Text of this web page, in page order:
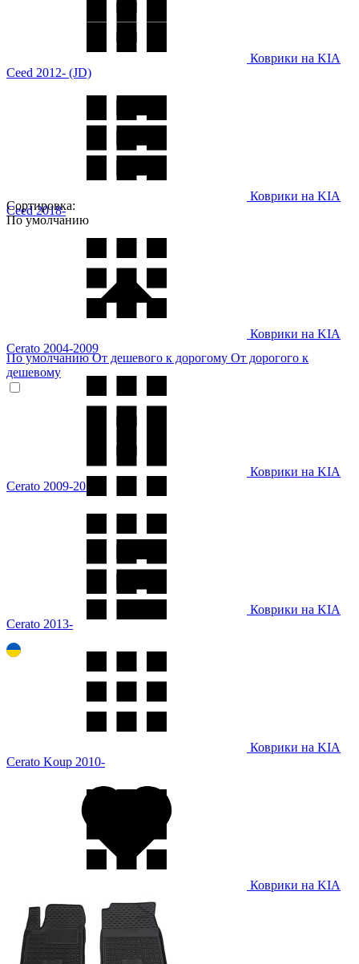
Коврики на KIA
Ceed 2012- (JD)
Коврики на KIA
Ceed 2018-
Коврики на KIA
Cerato 2004-2009
Коврики на KIA
Cerato 2009-2013
Коврики на KIA
Cerato 2013-
Коврики на KIA
Cerato Koup 2010-
Коврики на KIA
Сортировка:
По умолчанию
По умолчаниюОт дешевого к дорогому От дорогого к
дешевому